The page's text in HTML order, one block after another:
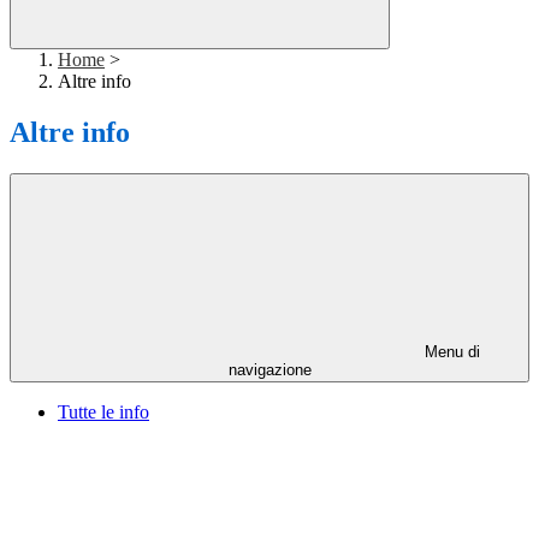
Home >
Altre info
Altre info
Menu di
navigazione
Tutte le info